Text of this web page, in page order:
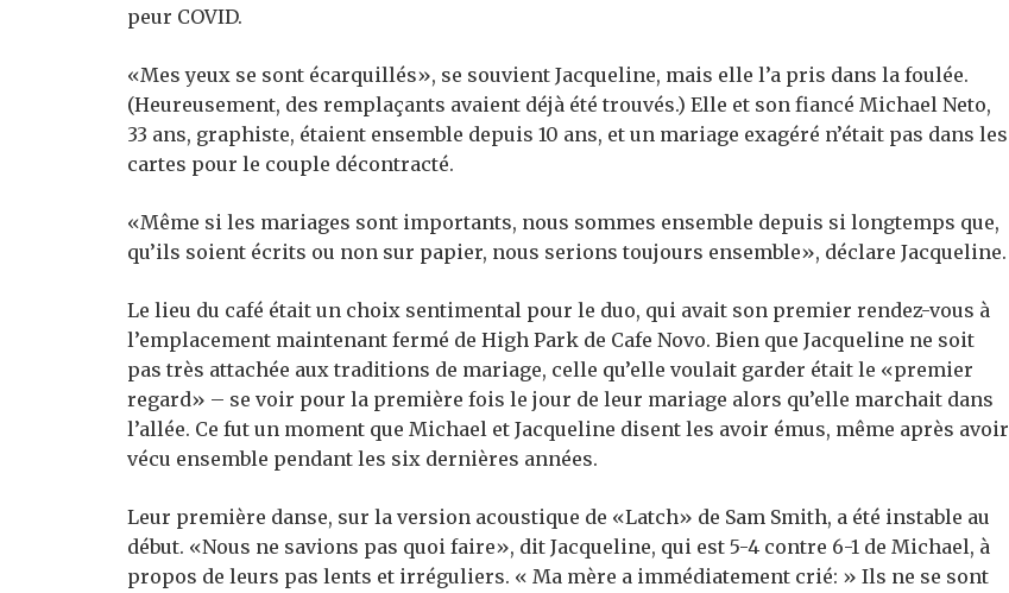
peur COVID.
«Mes yeux se sont écarquillés», se souvient Jacqueline, mais elle l’a pris dans la foulée.
(Heureusement, des remplaçants avaient déjà été trouvés.) Elle et son fiancé Michael Neto,
33 ans, graphiste, étaient ensemble depuis 10 ans, et un mariage exagéré n’était pas dans les
cartes pour le couple décontracté.
«Même si les mariages sont importants, nous sommes ensemble depuis si longtemps que,
qu’ils soient écrits ou non sur papier, nous serions toujours ensemble», déclare Jacqueline.
Le lieu du café était un choix sentimental pour le duo, qui avait son premier rendez-vous à
l’emplacement maintenant fermé de High Park de Cafe Novo. Bien que Jacqueline ne soit
pas très attachée aux traditions de mariage, celle qu’elle voulait garder était le «premier
regard» – se voir pour la première fois le jour de leur mariage alors qu’elle marchait dans
l’allée. Ce fut un moment que Michael et Jacqueline disent les avoir émus, même après avoir
vécu ensemble pendant les six dernières années.
Leur première danse, sur la version acoustique de «Latch» de Sam Smith, a été instable au
début. «Nous ne savions pas quoi faire», dit Jacqueline, qui est 5-4 contre 6-1 de Michael, à
propos de leurs pas lents et irréguliers. « Ma mère a immédiatement crié: » Ils ne se sont